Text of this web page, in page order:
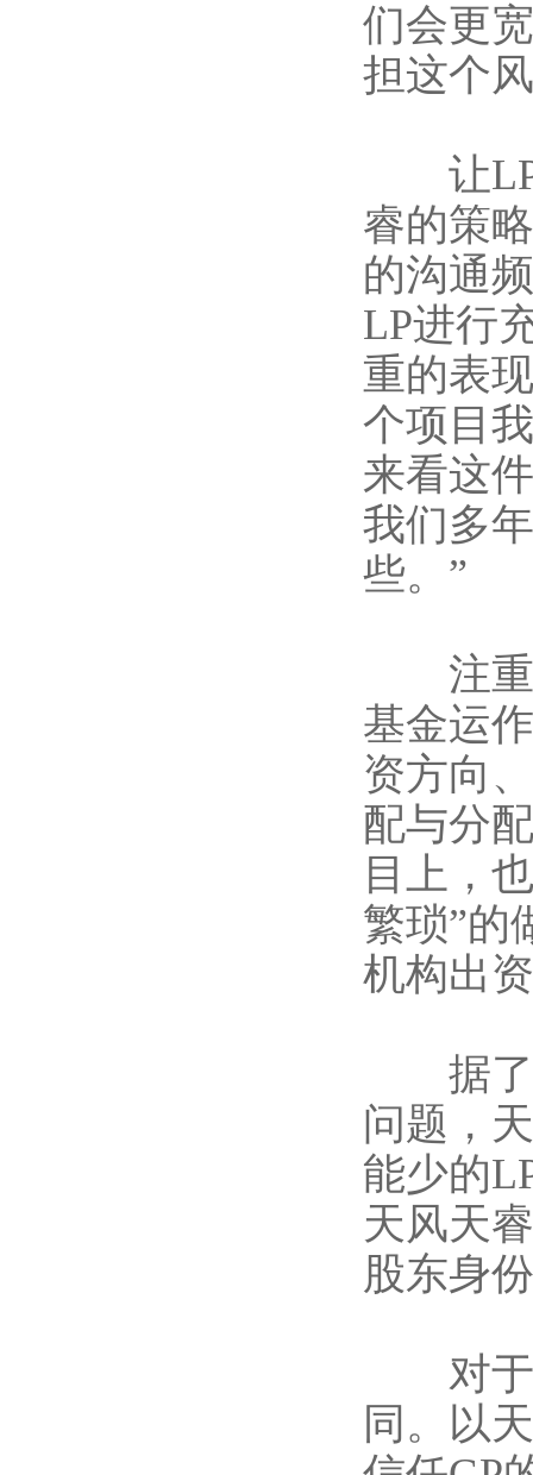
们会更
担这个
让LP
睿的策
的沟通
LP进行
重的表
个项目
来看这
我们多
些。”
注重
基金运
资方向
配与分
目上，
繁琐”的
机构出
据了
问题，
能少的
天风天
股东身
对于
同。以